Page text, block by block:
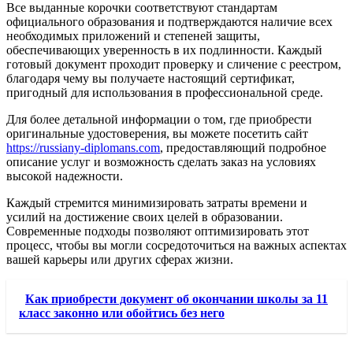
Все выданные корочки соответствуют стандартам
официального образования и подтверждаются наличие всех
необходимых приложений и степеней защиты,
обеспечивающих уверенность в их подлинности. Каждый
готовый документ проходит проверку и сличение с реестром,
благодаря чему вы получаете настоящий сертификат,
пригодный для использования в профессиональной среде.
Для более детальной информации о том, где приобрести
оригинальные удостоверения, вы можете посетить сайт
https://russiany-diplomans.com, предоставляющий подробное
описание услуг и возможность сделать заказ на условиях
высокой надежности.
Каждый стремится минимизировать затраты времени и
усилий на достижение своих целей в образовании.
Современные подходы позволяют оптимизировать этот
процесс, чтобы вы могли сосредоточиться на важных аспектах
вашей карьеры или других сферах жизни.
Как приобрести документ об окончании школы за 11
класс законно или обойтись без него